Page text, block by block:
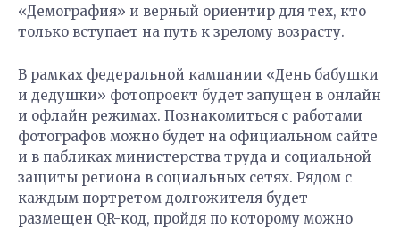
«Демография» и верный ориентир для тех, кто
только вступает на путь к зрелому возрасту.
В рамках федеральной кампании «День бабушки
и дедушки» фотопроект будет запущен в онлайн
и офлайн режимах. Познакомиться с работами
фотографов можно будет на официальном сайте
и в пабликах министерства труда и социальной
защиты региона в социальных сетях. Рядом с
каждым портретом долгожителя будет
размещен QR-код, пройдя по которому можно